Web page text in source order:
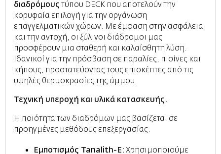
διαδρόμους τύπου DECK που αποτελούν την
κορυφαία επιλογή για την οργάνωση
επαγγελματικών χώρων. Με έμφαση στην ασφάλεια
και την αντοχή, οι ξύλινοι διάδρομοι μας
προσφέρουν μια σταθερή και καλαίσθητη λύση.
Ιδανικοί για την πρόσβαση σε παραλίες, πισίνες και
κήπους, προστατεύοντας τους επισκέπτες από τις
υψηλές θερμοκρασίες της άμμου.
Τεχνική υπεροχή και υλικά κατασκευής.
Η ποιότητα των διαδρόμων μας βασίζεται σε
προηγμένες μεθόδους επεξεργασίας.
Εμποτισμός Tanalith-E: Χρησιμοποιούμε